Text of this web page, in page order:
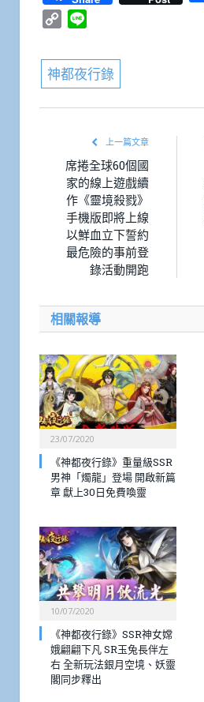
Copy
神都夜行錄
上一篇文章
席捲全球60個國
家的線上遊戲續
作《靈境殺戮》
手機版即將上線
以鮮血立下誓約
最危險的事前登
錄活動開跑
相關報導
23/07/2020
《神都夜行錄》重量級SSR
男神「燭龍」登場 開啟新篇
章 獻上30日免費喚靈
10/07/2020
《神都夜行錄》SSR神女嫦
娥翩翩下凡 SR玉兔長伴左
右 全新玩法銀月空境、妖靈
閣同步釋出